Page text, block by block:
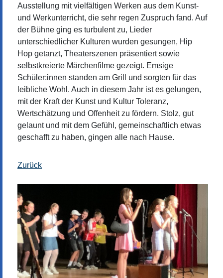
Ausstellung mit vielfältigen Werken aus dem Kunst-
und Werkunterricht, die sehr regen Zuspruch fand. Auf
der Bühne ging es turbulent zu, Lieder
unterschiedlicher Kulturen wurden gesungen, Hip
Hop getanzt, Theaterszenen präsentiert sowie
selbstkreierte Märchenfilme gezeigt. Emsige
Schüler:innen standen am Grill und sorgten für das
leibliche Wohl. Auch in diesem Jahr ist es gelungen,
mit der Kraft der Kunst und Kultur Toleranz,
Wertschätzung und Offenheit zu fördern. Stolz, gut
gelaunt und mit dem Gefühl, gemeinschaftlich etwas
geschafft zu haben, gingen alle nach Hause.
Zurück